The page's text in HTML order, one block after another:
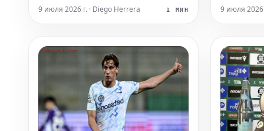
presso la sede di via Aldo Rossi. Al
cui l'amministratore delegato Giorgio
9 июля 2026 г. · Diego Herrera 1 МИН
profili
Appiano
9 июля 2026